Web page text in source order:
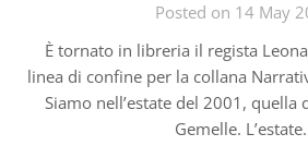
Posted on 14 May
È tornato in libreria il regista
linea di confine per la collana
Siamo nell’estate del 2001, quella
Gemelle.